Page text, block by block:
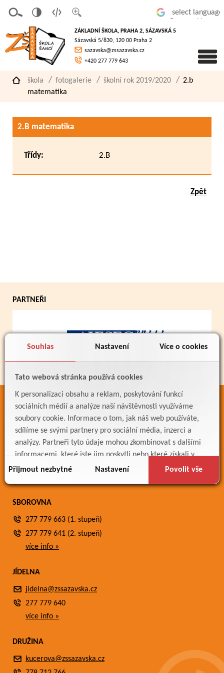
Souhlas Nastavení Více o cookies
Tato webová stránka používá cookies
K personalizaci obsahu a reklam, poskytování funkcí
sociálních médií a analýze naší návštěvnosti využíváme
soubory cookie. Informace o tom, jak náš web používáte,
sdílíme se svými partnery pro sociální média, inzerci a
analýzy. Partneři tyto údaje mohou zkombinovat s dalšími
informacemi, které jste jim poskytli nebo které získali v
důsledku toho, že používáte jejich služby.
Přijmout nezbytné Nastavení Povolit vše
písmo
á
verze
pro
slaboz
raké
ZÁKLADNÍ ŠKOLA, PRAHA 2, SÁZAVSKÁ 5
Sázavská 5/830, 120 00 Praha 2
sazavska@zssazavska.cz
+420 277 779 643
škola fotogalerie školní rok 2019/2020
2.b
matematika
2.B matematika
Třídy: 2.B
Zpět
PARTNEŘI
ODKAZY
Bakaláři
Jídelníček
Meteostanice
SBOROVNA
277 779 663 (1. stupeň)
277 779 641 (2. stupeň)
více info »
JÍDELNA
jidelna@zssazavska.cz
277 779 640
více info »
DRUŽINA
kucerova@zssazavska.cz